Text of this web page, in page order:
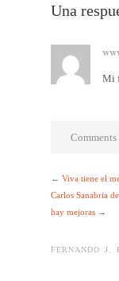
Una
Mi
Comments
← Viva tiene el
Carlos Sanabria
hay mejoras →
FERNANDO J.